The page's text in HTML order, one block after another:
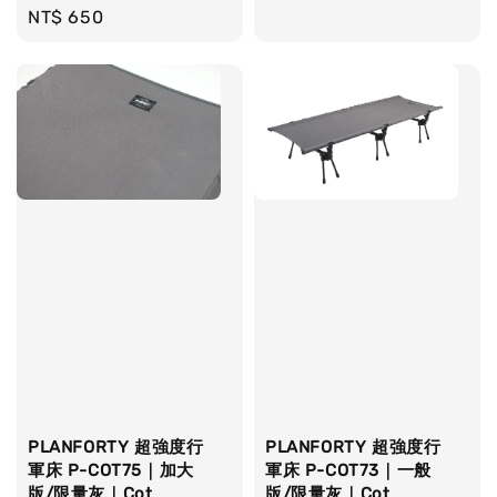
Regular
NT$ 650
PLANFORTY 超強度行
軍床 P-COT75｜加大
PLANFORTY 超強度行
軍床 P-COT73｜一般